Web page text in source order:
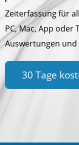
Zeiterfassung für
PC, Mac, App oder
Auswertungen
30 Tage